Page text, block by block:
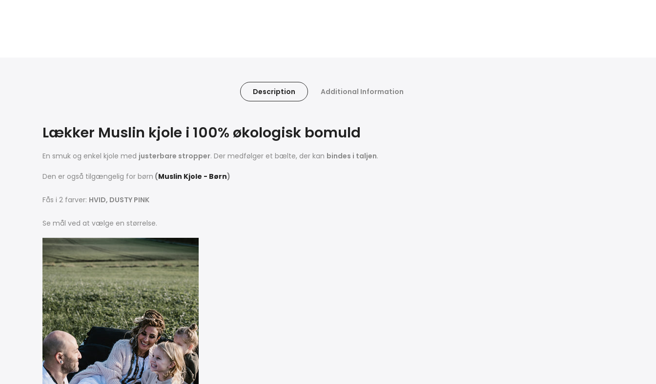
Description Additional Information
Lækker Muslin kjole i 100% økologisk bomuld
En smuk og enkel kjole med justerbare stropper. Der medfølger et bælte, der kan bindes i taljen.
Den er også tilgængelig for børn (Muslin Kjole - Børn)
Fås i 2 farver: HVID, DUSTY PINK
Se mål ved at vælge en størrelse.